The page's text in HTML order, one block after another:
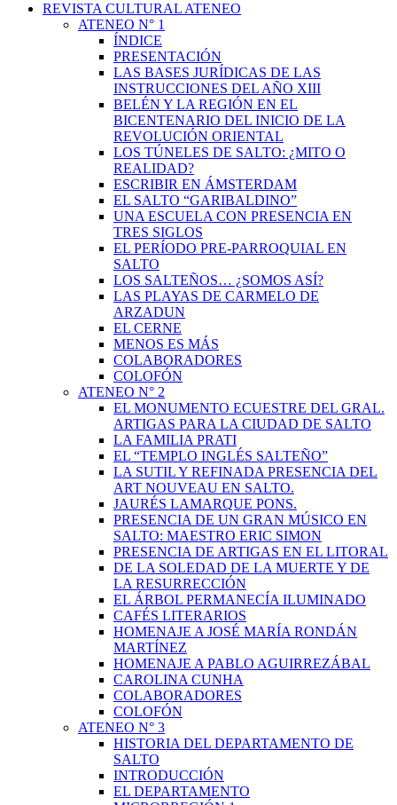
REVISTA CULTURAL ATENEO
ATENEO N° 1
ÍNDICE
PRESENTACIÓN
LAS BASES JURÍDICAS DE LAS
INSTRUCCIONES DEL AÑO XIII
BELÉN Y LA REGIÓN EN EL
BICENTENARIO DEL INICIO DE LA
REVOLUCIÓN ORIENTAL
LOS TÚNELES DE SALTO: ¿MITO O
REALIDAD?
ESCRIBIR EN ÁMSTERDAM
EL SALTO “GARIBALDINO”
UNA ESCUELA CON PRESENCIA EN
TRES SIGLOS
EL PERÍODO PRE-PARROQUIAL EN
SALTO
LOS SALTEÑOS… ¿SOMOS ASÍ?
LAS PLAYAS DE CARMELO DE
ARZADUN
EL CERNE
MENOS ES MÁS
COLABORADORES
COLOFÓN
ATENEO N° 2
EL MONUMENTO ECUESTRE DEL GRAL.
ARTIGAS PARA LA CIUDAD DE SALTO
LA FAMILIA PRATI
EL “TEMPLO INGLÉS SALTEÑO”
LA SUTIL Y REFINADA PRESENCIA DEL
ART NOUVEAU EN SALTO.
JAURÉS LAMARQUE PONS.
PRESENCIA DE UN GRAN MÚSICO EN
SALTO: MAESTRO ERIC SIMON
PRESENCIA DE ARTIGAS EN EL LITORAL
DE LA SOLEDAD DE LA MUERTE Y DE
LA RESURRECCIÓN
EL ÁRBOL PERMANECÍA ILUMINADO
CAFÉS LITERARIOS
HOMENAJE A JOSÉ MARÍA RONDÁN
MARTÍNEZ
HOMENAJE A PABLO AGUIRREZÁBAL
CAROLINA CUNHA
COLABORADORES
COLOFÓN
ATENEO N° 3
HISTORIA DEL DEPARTAMENTO DE
SALTO
INTRODUCCIÓN
EL DEPARTAMENTO